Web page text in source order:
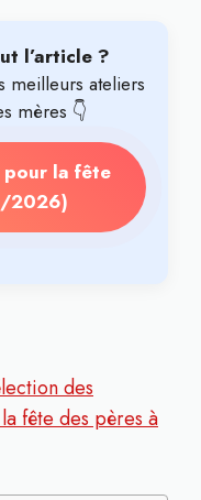
l’article ?
meilleurs ateliers
mères 👇
pour la fête
2026)
des
fête des pères à